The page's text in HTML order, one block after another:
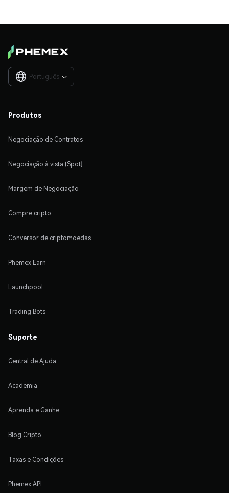
Português 
Produtos
Negociação de Contratos
Negociação à vista (Spot)
Margem de Negociação
Compre cripto
Conversor de criptomoedas
Phemex Earn
Launchpool
Trading Bots
Suporte
Central de Ajuda
Academia
Aprenda e Ganhe
Blog Cripto
Taxas e Condições
Phemex API